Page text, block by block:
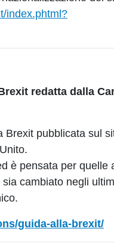
index.phtml?
redatta dalla
pubblicata sul
è pensata per quelle
cambiato negli
guida-alla-brexit/